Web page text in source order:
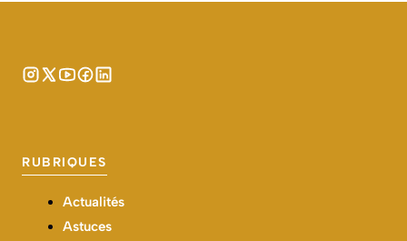
RUBRIQUES
Actualités
Astuces